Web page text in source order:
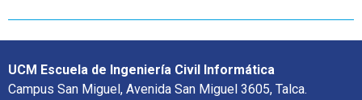
UCM Escuela de Ingeniería Civil Informática
Campus San Miguel, Avenida San Miguel 3605, Talca.